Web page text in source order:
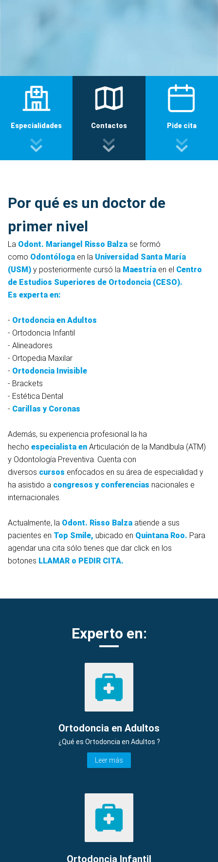
Especialidades Contactos Pide cita
Por qué es un doctor de
primer nivel
La Odont. Mariangel Risso Balza se formó
como Odontóloga en la Universidad Santa María
(USM) y posteriormente cursó la Maestría en el Centro
de Estudios Superiores de Ortodoncia (CESO).
Es experta en:
- Ortodoncia en Adultos
- Ortodoncia Infantil
- Alineadores
- Ortopedia Maxilar
- Ortodoncia Invisible
- Brackets
- Estética Dental
- Carillas y Coronas
Además, su experiencia profesional la ha
hecho especialista en Articulación de la Mandíbula (ATM)
y Odontología Preventiva. Cuenta con
diversos cursos enfocados en su área de especialidad y
ha asistido a congresos y conferencias nacionales e
internacionales.
Actualmente, la Odont. Risso Balza atiende a sus
pacientes en Top Smile, ubicado en Quintana Roo. Para
agendar una cita sólo tienes que dar click en los
botones LLAMAR o PEDIR CITA.
Experto en:
Ortodoncia en Adultos
¿Qué es Ortodoncia en Adultos ?
Leer más
Ortodoncia Infantil